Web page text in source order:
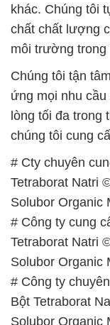
ứng mọi nhu cầu
lòng tối đa trong
chúng tôi cung
# Cty chuyên
Tetraborat Natri
Solubor Organic
# Công ty cung
Tetraborat Natri
Solubor Organic
# Công ty
Bột Tetraborat
Solubor Organic
# Địa chỉ phân
Tetraborat Natri
Solubor Organic
# Cty cung cấp